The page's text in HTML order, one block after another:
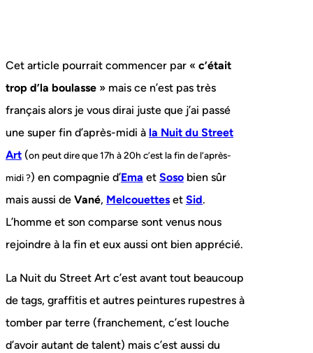
Cet article pourrait commencer par « c’était
trop d’la boulasse » mais ce n’est pas très
français alors je vous dirai juste que j’ai passé
une super fin d’après-midi à la Nuit du Street
Art (on peut dire que 17h à 20h c’est la fin de l’après-
midi ?) en compagnie d’Ema et Soso bien sûr
mais aussi de Vané, Melcouettes et Sid.
L’homme et son comparse sont venus nous
rejoindre à la fin et eux aussi ont bien apprécié.
La Nuit du Street Art c’est avant tout beaucoup
de tags, graffitis et autres peintures rupestres à
tomber par terre (franchement, c’est louche
d’avoir autant de talent) mais c’est aussi du